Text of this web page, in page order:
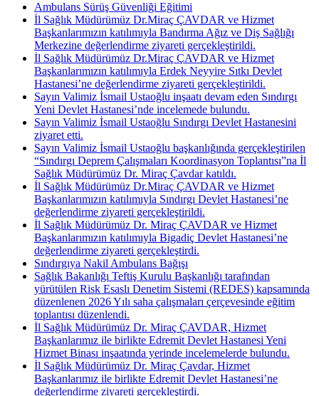
Ambulans Sürüş Güvenliği Eğitimi
İl Sağlık Müdürümüz Dr.Miraç ÇAVDAR ve Hizmet
Başkanlarımızın katılımıyla Bandırma Ağız ve Diş Sağlığı
Merkezine değerlendirme ziyareti gerçekleştirildi.
İl Sağlık Müdürümüz Dr.Miraç ÇAVDAR ve Hizmet
Başkanlarımızın katılımıyla Erdek Neyyire Sıtkı Devlet
Hastanesi’ne değerlendirme ziyareti gerçekleştirildi.
Sayın Valimiz İsmail Ustaoğlu inşaatı devam eden Sındırgı
Yeni Devlet Hastanesi’nde incelemede bulundu.
Sayın Valimiz İsmail Ustaoğlu Sındırgı Devlet Hastanesini
ziyaret etti.
Sayın Valimiz İsmail Ustaoğlu başkanlığında gerçekleştirilen
“Sındırgı Deprem Çalışmaları Koordinasyon Toplantısı”na İl
Sağlık Müdürümüz Dr. Miraç Çavdar katıldı.
İl Sağlık Müdürümüz Dr.Miraç ÇAVDAR ve Hizmet
Başkanlarımızın katılımıyla Sındırgı Devlet Hastanesi’ne
değerlendirme ziyareti gerçekleştirildi.
İl Sağlık Müdürümüz Dr. Miraç ÇAVDAR ve Hizmet
Başkanlarımızın katılımıyla Bigadiç Devlet Hastanesi’ne
değerlendirme ziyareti gerçekleştirdi.
Sındırgıya Nakil Ambulans Bağışı
Sağlık Bakanlığı Teftiş Kurulu Başkanlığı tarafından
yürütülen Risk Esaslı Denetim Sistemi (REDES) kapsamında
düzenlenen 2026 Yılı saha çalışmaları çerçevesinde eğitim
toplantısı düzenlendi.
İl Sağlık Müdürümüz Dr. Miraç ÇAVDAR, Hizmet
Başkanlarımız ile birlikte Edremit Devlet Hastanesi Yeni
Hizmet Binası inşaatında yerinde incelemelerde bulundu.
İl Sağlık Müdürümüz Dr. Miraç Çavdar, Hizmet
Başkanlarımız ile birlikte Edremit Devlet Hastanesi’ne
değerlendirme ziyareti gerçekleştirdi.